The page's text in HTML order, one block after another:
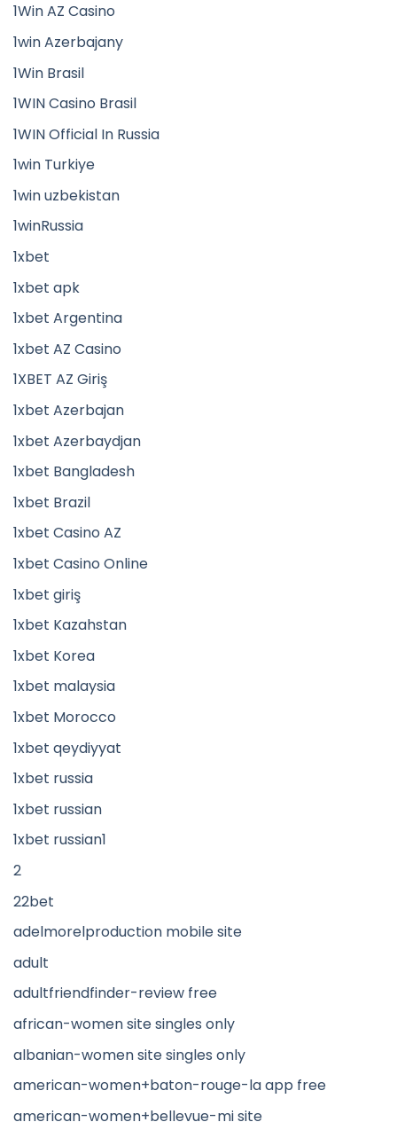
1Win AZ Casino
1win Azerbajany
1Win Brasil
1WIN Casino Brasil
1WIN Official In Russia
1win Turkiye
1win uzbekistan
1winRussia
1xbet
1xbet apk
1xbet Argentina
1xbet AZ Casino
1XBET AZ Giriş
1xbet Azerbajan
1xbet Azerbaydjan
1xbet Bangladesh
1xbet Brazil
1xbet Casino AZ
1xbet Casino Online
1xbet giriş
1xbet Kazahstan
1xbet Korea
1xbet malaysia
1xbet Morocco
1xbet qeydiyyat
1xbet russia
1xbet russian
1xbet russian1
2
22bet
adelmorelproduction mobile site
adult
adultfriendfinder-review free
african-women site singles only
albanian-women site singles only
american-women+baton-rouge-la app free
american-women+bellevue-mi site